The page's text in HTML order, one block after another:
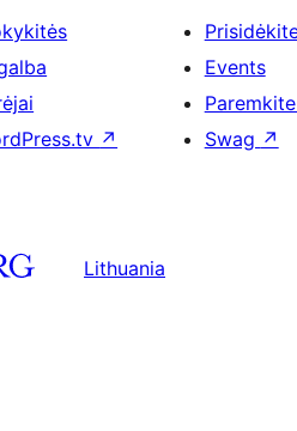
↗
Events
Paremkite
Swag ↗
Lithuania